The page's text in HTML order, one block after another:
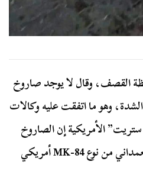
القصف، وقال لا يوجد صاروخ
وهو ما اتفقت عليه وكالات
ستريت” الأمريكية إن الصاروخ
الذي أطلق على مستشفى المعمداني من نوع MK-84 أمريكي